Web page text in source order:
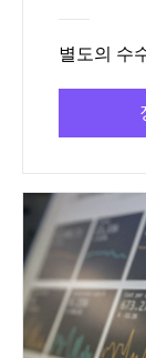
별도의 수